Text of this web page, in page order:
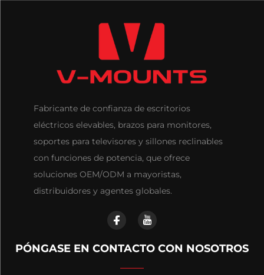
Fabricante de confianza de escritorios
eléctricos elevables, brazos para monitores,
soportes para televisores y sillones reclinables
con funciones de potencia, que ofrece
soluciones OEM/ODM a mayoristas,
distribuidores y agentes globales.
PÓNGASE EN CONTACTO CON NOSOTROS